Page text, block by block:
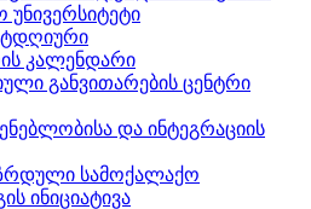
უნივერსიტეტი
კალენდარი
განვითარების ცენტრი
და ინტეგრაციის
სამოქალაქო
ინიციატივა